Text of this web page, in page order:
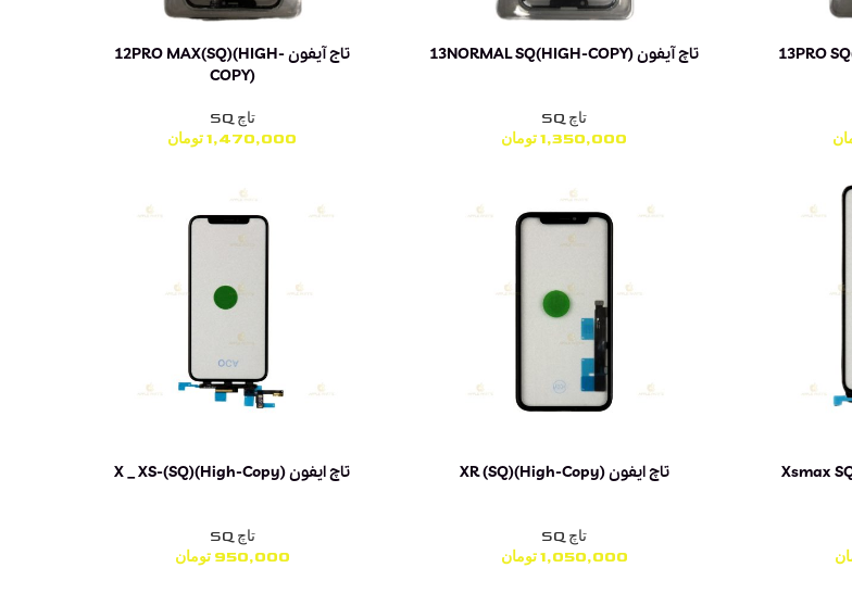
تاچ آیفون 13NORMAL SQ(HIGH-COPY)
تاچ SQ
1,350,000تومان
تاج آیفون 12PRO MAX(SQ)(HIGH-
COPY)
تاچ SQ
1,470,000تومان
تاچ ایفون XR (SQ)(High-Copy)
تاچ SQ
1,050,000تومان
تاچ ایفون X _ XS-(SQ)(High-Copy)
تاچ SQ
950,000 تومان